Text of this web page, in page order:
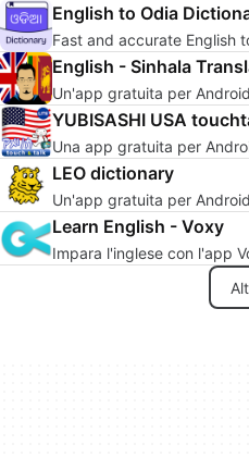
English to Odia
Fast and accurate English
English - Sinhala
Un'app gratuita per
YUBISASHI USA
Una app gratuita per
LEO dictionary
Un'app gratuita per
Learn English - Voxy
Impara l'inglese con l'app